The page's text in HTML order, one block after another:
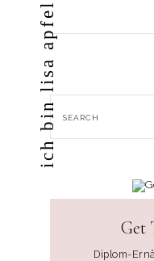
ich bin lisa apfel
Get
Diplom-